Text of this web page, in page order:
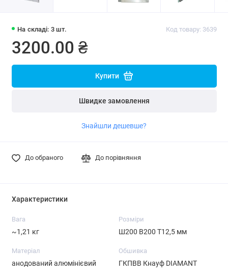
На складі: 3 шт. Код товару: 3639
3200.00 ₴
Купити
Швидке замовлення
Знайшли дешевше?
До обраного До порівняння
Характеристики
Вага
~1,21 кг
Розміри
Ш200 В200 Т12,5 мм
Матеріал
анодований алюмінієвий
Обшивка
ГКПВВ Кнауф DIAMANT